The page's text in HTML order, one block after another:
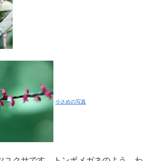
小さめの写真